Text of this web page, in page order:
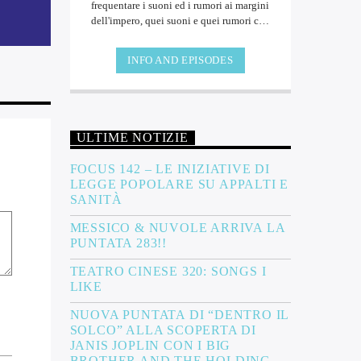
frequentare i suoni ed i rumori ai margini
dell'impero, quei suoni e quei rumori che
suoni e rumori prodotti da geni incompresi,
da menti disturbate o forse più
rumori rivolti a chi non si accontenta delle
Suoni e rumori ricercati e scovati, là, dove
esiste tutto il silenzio, tutto il rumore e
tutta la musica di cui abbiamo bisogno.
INFO AND EPISODES
ULTIME NOTIZIE
FOCUS 142 – LE INIZIATIVE DI
LEGGE POPOLARE SU APPALTI E
SANITÀ
MESSICO & NUVOLE ARRIVA LA
PUNTATA 283!!
TEATRO CINESE 320: SONGS I
LIKE
NUOVA PUNTATA DI “DENTRO IL
SOLCO” ALLA SCOPERTA DI
JANIS JOPLIN CON I BIG